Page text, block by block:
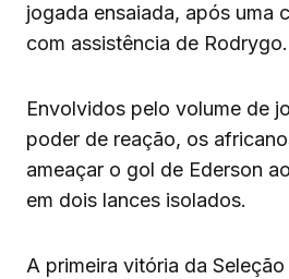
jogada ensaiada, após uma
com assistência de Rodrygo.
Envolvidos pelo volume de
poder de reação, os
ameaçar o gol de Ederson
em dois lances isolados.
A primeira vitória da